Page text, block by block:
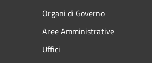
Organi di Governo
Aree Amministrative
Uffici